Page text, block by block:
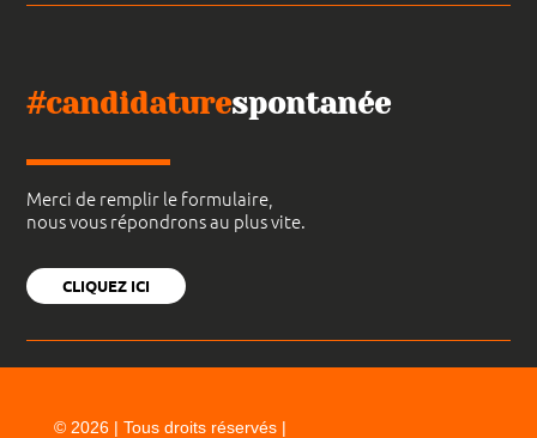
#candidaturespontanée
Merci de remplir le formulaire,
nous vous répondrons au plus vite.
CLIQUEZ ICI
© 2026 | Tous droits réservés |